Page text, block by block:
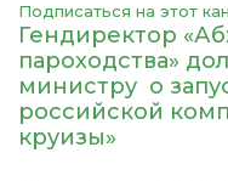
Подписаться на этот
Гендиректор
пароходства»
министру о
российской
круизы»